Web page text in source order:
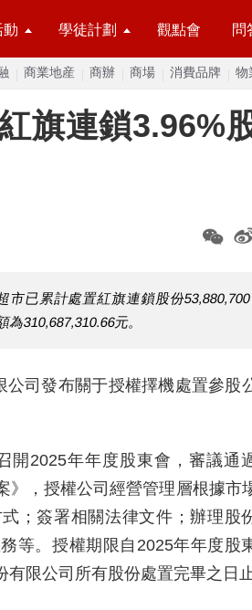
動 學徒計劃 觀點會 問
商業地産 商辦 商場 消費品牌 物
旗連鎖3.96%
市已累計處置紅旗連鎖股份53,880,700
310,687,310.66元。
司發布關于授權擇機處置參股
開2025年年度股東會，審議通
》，授權公司經營管理層根據市
；簽署相關法律文件；辦理股
等。授權期限自2025年年度股
限公司所有股份處置完畢之日止